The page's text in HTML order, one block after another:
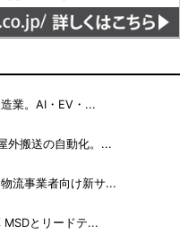
業。AI・EV・...
外搬送の自動化。...
流事業者向け新サ...
とリードテ...